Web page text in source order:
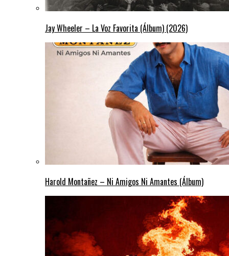
Jay Wheeler – La Voz Favorita (Álbum) (2026)
Harold Montañez – Ni Amigos Ni Amantes (Álbum)